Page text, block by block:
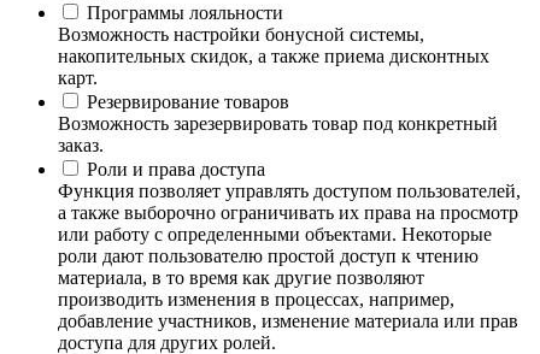
Программы лояльности
Возможность настройки бонусной системы,
накопительных скидок, а также приема дисконтных
карт.
Резервирование товаров
Возможность зарезервировать товар под конкретный
заказ.
Роли и права доступа
Функция позволяет управлять доступом пользователей,
а также выборочно ограничивать их права на просмотр
или работу с определенными объектами. Некоторые
роли дают пользователю простой доступ к чтению
материала, в то время как другие позволяют
производить изменения в процессах, например,
добавление участников, изменение материала или прав
доступа для других ролей.